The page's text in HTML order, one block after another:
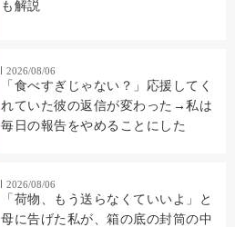
も解説
2026/08/06
「食べすぎじゃない？」応援してく
れていた彼の返信が変わった→私は
毎日の報告をやめることにした
2026/08/06
「荷物、もう送らなくていいよ」と
母に告げた私が、箱の底の封筒の中